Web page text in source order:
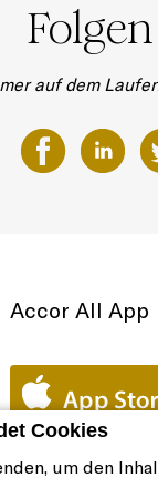
Cookies
um den
auf dem
Accor All App